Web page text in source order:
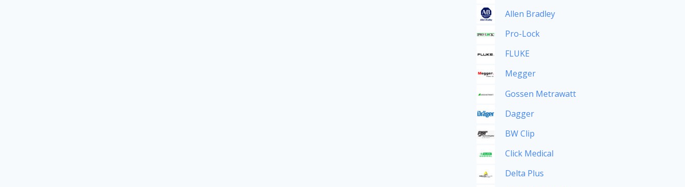
Allen Bradley
Pro-Lock
FLUKE
Megger
Gossen Metrawatt
Dagger
BW Clip
Click Medical
Delta Plus